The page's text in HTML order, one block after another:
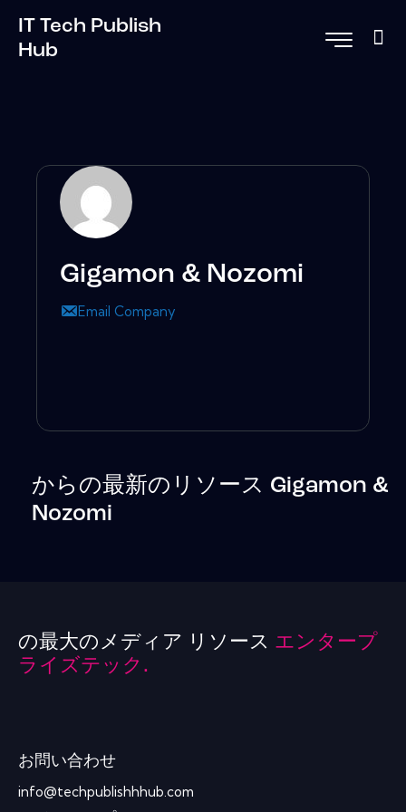
IT Tech Publish
Hub
Gigamon & Nozomi
Email Company
からの最新のリソース Gigamon &
Nozomi
の最大のメディア リソース エンタープ
ライズテック.
お問い合わせ
info@techpublishhhub.com